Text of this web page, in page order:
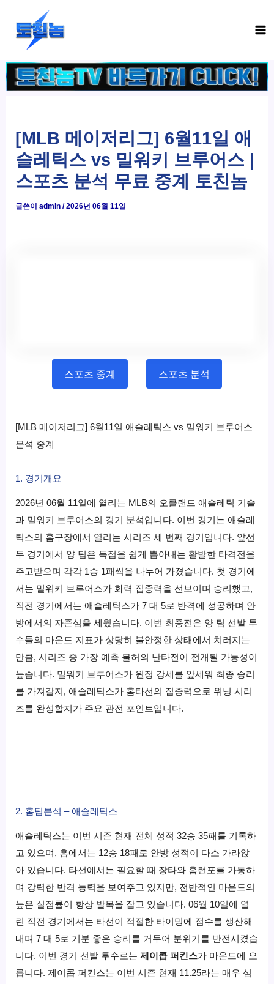
건
너
[MLB 메이저리그] 6월11일 애
슬레틱스 vs 밀워키 브루어스 |
스포츠 분석 무료 중계 토친놈
글쓴이admin/2026년 06월 11일
스포츠 중계 스포츠 분석
[MLB 메이저리그] 6월11일 애슬레틱스 vs 밀워키 브루어스
분석 중계
1. 경기개요
2026년 06월 11일에 열리는 MLB의 오클랜드 애슬레틱 기술
과 밀워키 브루어스의 경기 분석입니다. 이번 경기는 애슬레
틱스의 홈구장에서 열리는 시리즈 세 번째 경기입니다. 앞선
두 경기에서 양 팀은 득점을 쉽게 뽑아내는 활발한 타격전을
주고받으며 각각 1승 1패씩을 나누어 가졌습니다. 첫 경기에
서는 밀워키 브루어스가 화력 집중력을 선보이며 승리했고,
직전 경기에서는 애슬레틱스가 7 대 5로 반격에 성공하며 안
방에서의 자존심을 세웠습니다. 이번 최종전은 양 팀 선발 투
수들의 마운드 지표가 상당히 불안정한 상태에서 치러지는
만큼, 시리즈 중 가장 예측 불허의 난타전이 전개될 가능성이
높습니다. 밀워키 브루어스가 원정 강세를 앞세워 최종 승리
를 가져갈지, 애슬레틱스가 홈타선의 집중력으로 위닝 시리
즈를 완성할지가 주요 관전 포인트입니다.
2. 홈팀분석 – 애슬레틱스
애슬레틱스는 이번 시즌 현재 전체 성적 32승 35패를 기록하
고 있으며, 홈에서는 12승 18패로 안방 성적이 다소 가라앉
아 있습니다. 타선에서는 필요할 때 장타와 홈런포를 가동하
며 강력한 반격 능력을 보여주고 있지만, 전반적인 마운드의
높은 실점률이 항상 발목을 잡고 있습니다. 06월 10일에 열
린 직전 경기에서는 타선이 적절한 타이밍에 점수를 생산해
내며 7 대 5로 기분 좋은 승리를 거두어 분위기를 반전시켰습
니다. 이번 경기 선발 투수로는제이콥 퍼킨스가 마운드에 오
릅니다. 제이콥 퍼킨스는 이번 시즌 현재 11.25라는 매우 심